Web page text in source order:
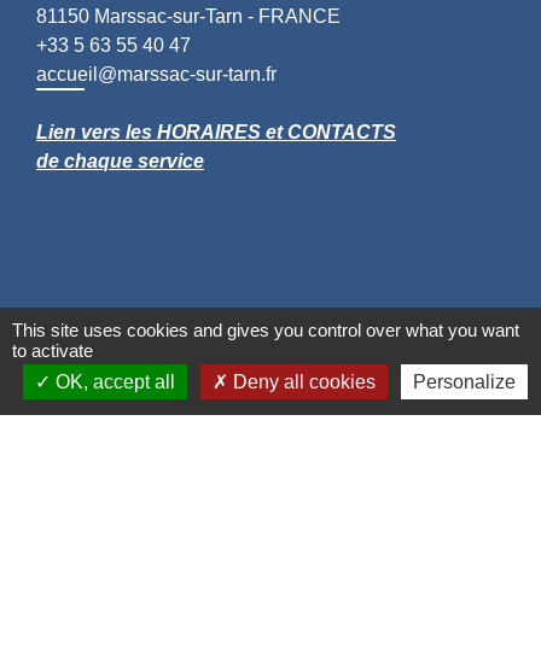
81150 Marssac-sur-Tarn - FRANCE
+33 5 63 55 40 47
accueil@marssac-sur-tarn.fr
Lien vers les HORAIRES et CONTACTS
de chaque service
This site uses cookies and gives you control over what you want
to activate
OK, accept all
Deny all cookies Personalize